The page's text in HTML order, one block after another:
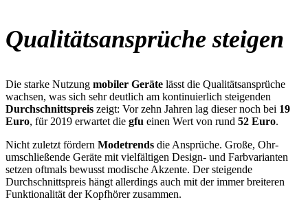
Qualitätsansprüche steigen
Die starke Nutzung mobiler Geräte lässt die Qualitätsansprüche
wachsen, was sich sehr deutlich am kontinuierlich steigenden
Durchschnittspreis zeigt: Vor zehn Jahren lag dieser noch bei 19
Euro, für 2019 erwartet die gfu einen Wert von rund 52 Euro.
Nicht zuletzt fördern Modetrends die Ansprüche. Große, Ohr-
umschließende Geräte mit vielfältigen Design- und Farbvarianten
setzen oftmals bewusst modische Akzente. Der steigende
Durchschnittspreis hängt allerdings auch mit der immer breiteren
Funktionalität der Kopfhörer zusammen.